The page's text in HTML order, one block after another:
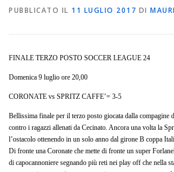
SCUOLA TENNIS
PUBBLICATO IL 11 LUGLIO 2017 DI
FINALE TERZO POSTO SOCCER LEAGUE 24
Domenica 9 luglio ore 20,00
CORONATE vs SPRITZ CAFFE’= 3-5
Bellissima finale per il terzo posto giocata dalla compagine
contro i ragazzi allenati da Cecinato. Ancora una volta la
l’ostacolo ottenendo in un solo anno dal girone B coppa
Di fronte una Coronate che mette di fronte un super
di capocannoniere segnando più reti nei play off che nella